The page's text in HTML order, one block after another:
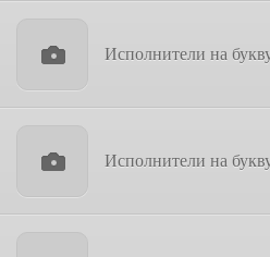
Исполнители на
Исполнители на